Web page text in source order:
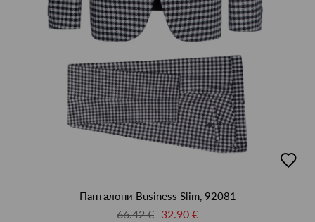
в
Панталони Business Slim, 92081
66.42 € 32.90 €